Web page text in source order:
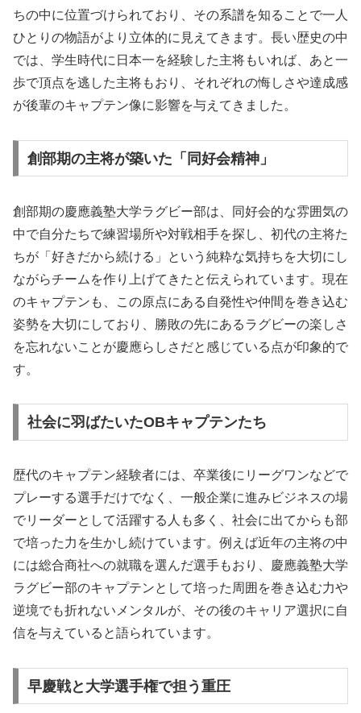
ちの中に位置づけられており、その系譜を知ることで一人
ひとりの物語がより立体的に見えてきます。長い歴史の中
では、学生時代に日本一を経験した主将もいれば、あと一
歩で頂点を逃した主将もおり、それぞれの悔しさや達成感
が後輩のキャプテン像に影響を与えてきました。
創部期の主将が築いた「同好会精神」
創部期の慶應義塾大学ラグビー部は、同好会的な雰囲気の
中で自分たちで練習場所や対戦相手を探し、初代の主将た
ちが「好きだから続ける」という純粋な気持ちを大切にし
ながらチームを作り上げてきたと伝えられています。現在
のキャプテンも、この原点にある自発性や仲間を巻き込む
姿勢を大切にしており、勝敗の先にあるラグビーの楽しさ
を忘れないことが慶應らしさだと感じている点が印象的で
す。
社会に羽ばたいたOBキャプテンたち
歴代のキャプテン経験者には、卒業後にリーグワンなどで
プレーする選手だけでなく、一般企業に進みビジネスの場
でリーダーとして活躍する人も多く、社会に出てからも部
で培った力を生かし続けています。例えば近年の主将の中
には総合商社への就職を選んだ選手もおり、慶應義塾大学
ラグビー部のキャプテンとして培った周囲を巻き込む力や
逆境でも折れないメンタルが、その後のキャリア選択に自
信を与えていると語られています。
早慶戦と大学選手権で担う重圧